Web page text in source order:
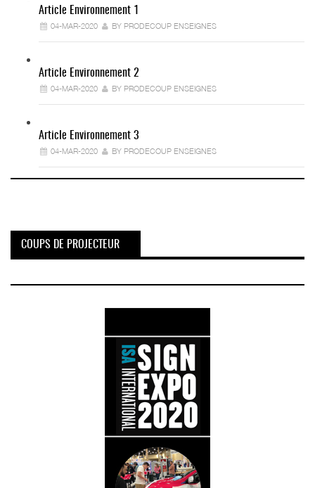
Article Environnement 1
04-MAR-2020 BY PRODECOUP ENSEIGNES
Article Environnement 2
04-MAR-2020 BY PRODECOUP ENSEIGNES
Article Environnement 3
04-MAR-2020 BY PRODECOUP ENSEIGNES
COUPS DE PROJECTEUR